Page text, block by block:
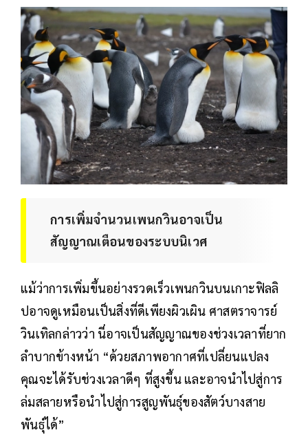
การเพิ่มจำนวนเพนกวินอาจเป็น
สัญญาณเตือนของระบบนิเวศ
แม้ว่าการเพิ่มขึ้นอย่างรวดเร็วเพนกวินบนเกาะฟิลลิ
ปอาจดูเหมือนเป็นสิ่งที่ดีเพียงผิวเผิน ศาสตราจารย์
วินเทิลกล่าวว่า นี่อาจเป็นสัญญาณของช่วงเวลาที่ยาก
ลำบากข้างหน้า “ด้วยสภาพอากาศที่เปลี่ยนแปลง
คุณจะได้รับช่วงเวลาดีๆ ที่สูงขึ้น และอาจนำไปสู่การ
ล่มสลายหรือนำไปสู่การสูญพันธุ์ของสัตว์บางสาย
พันธุ์ได้”